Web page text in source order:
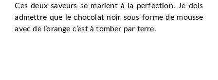
Ces deux saveurs se marient à la perfection. Je dois
admettre que le chocolat noir sous forme de mousse
avec de l’orange c’est à tomber par terre.